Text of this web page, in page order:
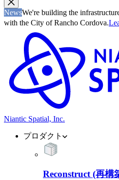
NewsWe're building the
with the City of Rancho Cordova.
Niantic Spatial, Inc.
プロダクト
Reconstruct (再構